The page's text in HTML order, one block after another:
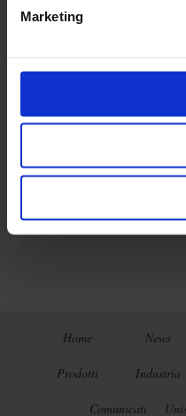
Marketing
CA8333 PEL103 CA8331 8336
Home News
Prodotti Industria
Comunicati